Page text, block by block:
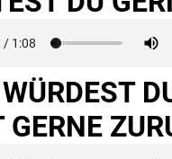
GERNE